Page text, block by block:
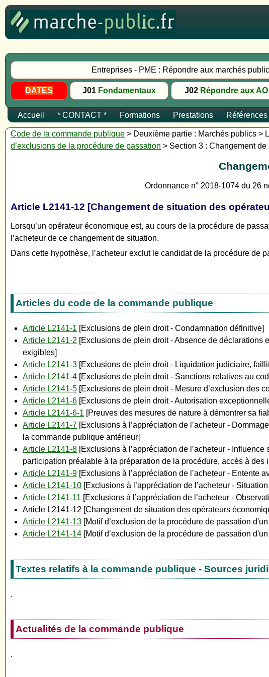
Entreprises - PME : Répondre aux marchés
DATES J01 Fondamentaux J02 Répondre aux AO
Accueil * CONTACT * Formations Prestations Références
Code de la commande publique > Deuxième partie : Marchés publics >
d’exclusions de la procédure de passation > Section 3 : Changement
Ordonnance n° 2018-1074 du 26
Article L2141-12 [Changement de situation des
Lorsqu’un opérateur économique est, au cours de la procédure de
l’acheteur de ce changement de situation.
Dans cette hypothèse, l’acheteur exclut le candidat de la procédure de
Articles du code de la commande publique
Article L2141-1 [Exclusions de plein droit - Condamnation définitive]
Article L2141-2 [Exclusions de plein droit - Absence de déclarations
exigibles]
Article L2141-3 [Exclusions de plein droit - Liquidation judiciaire,
Article L2141-4 [Exclusions de plein droit - Sanctions relatives au
Article L2141-5 [Exclusions de plein droit - Mesure d’exclusion des
Article L2141-6 [Exclusions de plein droit - Autorisation
Article L2141-6-1 [Preuves des mesures de nature à démontrer sa
Article L2141-7 [Exclusions à l’appréciation de l’acheteur -
la commande publique antérieur]
Article L2141-8 [Exclusions à l’appréciation de l’acheteur -
participation préalable à la préparation de la procédure, accès à des
Article L2141-9 [Exclusions à l’appréciation de l’acheteur - Entente
Article L2141-10 [Exclusions à l’appréciation de l’acheteur -
Article L2141-11 [Exclusions à l’appréciation de l’acheteur -
Article L2141-12 [Changement de situation des opérateurs
Article L2141-13 [Motif d’exclusion de la procédure de passation
Article L2141-14 [Motif d’exclusion de la procédure de passation
Textes relatifs à la commande publique - Sources
.
Actualités de la commande publique
.